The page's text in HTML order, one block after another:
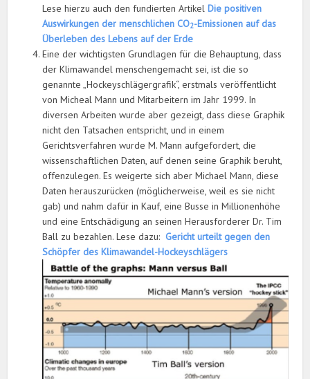
Lese hierzu auch den fundierten ArtikelDie positiven
Auswirkungen der menschlichen CO2-Emissionen auf das
Überleben des Lebens auf der Erde
Eine der wichtigsten Grundlagen für die Behauptung, dass
der Klimawandel menschengemacht sei, ist die so
genannte „Hockeyschlägergrafik“, erstmals veröffentlicht
von Micheal Mann und Mitarbeitern im Jahr 1999. In
diversen Arbeiten wurde aber gezeigt, dass diese Graphik
nicht den Tatsachen entspricht, und in einem
Gerichtsverfahren wurde M. Mann aufgefordert, die
wissenschaftlichen Daten, auf denen seine Graphik beruht,
offenzulegen. Es weigerte sich aber Michael Mann, diese
Daten herauszurücken (möglicherweise, weil es sie nicht
gab) und nahm dafür in Kauf, eine Busse in Millionenhöhe
und eine Entschädigung an seinen Herausforderer Dr. Tim
Ball zu bezahlen. Lese dazu:Gericht urteilt gegen den
Schöpfer des Klimawandel-Hockeyschlägers